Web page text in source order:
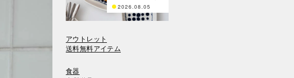
2026.08.05
アウトレット
送料無料アイテム
食器